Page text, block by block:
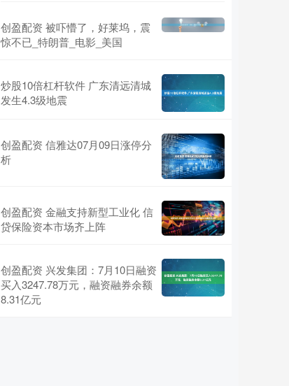
创盈配资 被吓懵了，好莱坞，震
惊不已_特朗普_电影_美国
炒股10倍杠杆软件 广东清远清城
发生4.3级地震
创盈配资 信雅达07月09日涨停分
析
创盈配资 金融支持新型工业化 信
贷保险资本市场齐上阵
创盈配资 兴发集团：7月10日融资
买入3247.78万元，融资融券余额
8.31亿元